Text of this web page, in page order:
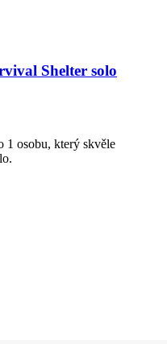
Shelter solo
1 osobu, který skvěle